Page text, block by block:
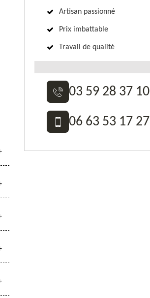
Artisan passionné
Prix imbattable
Travail de qualité
03 59 28 37 10
06 63 53 17 27